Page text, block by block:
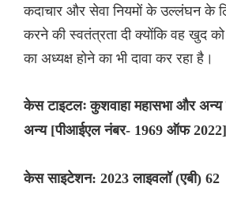
कदाचार और सेवा नियमों के उल्लंघन के
करने की स्वतंत्रता दी क्योंकि वह खुद को
का अध्यक्ष होने का भी दावा कर रहा है।
केस टाइटलः कुशवाहा महासभा और अन्य
अन्य [पीआईएल नंबर- 1969 ऑफ 2022]
केस साइटेशन: 2023 लाइवलॉ (एबी) 62